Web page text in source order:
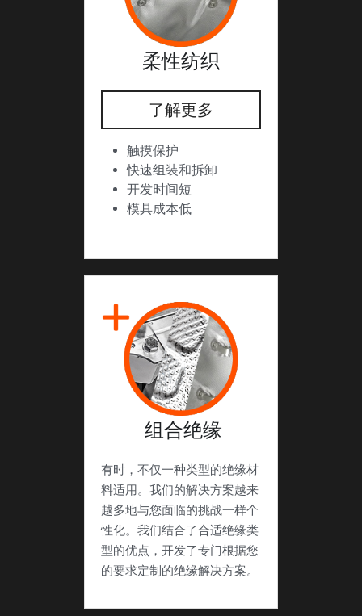
柔性纺织
了解更多
触摸保护
快速组装和拆卸
开发时间短
模具成本低
组合绝缘
有时，不仅一种类型的绝缘材
料适用。我们的解决方案越来
越多地与您面临的挑战一样个
性化。我们结合了合适绝缘类
型的优点，开发了专门根据您
的要求定制的绝缘解决方案。